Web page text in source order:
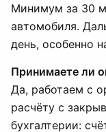
Минимум за 30
автомобиля.
день, особенно
Принимаете ли
Да, работаем с
расчёту с
бухгалтерии: